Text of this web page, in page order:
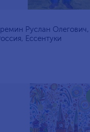
Руслан Олегович,
Ессентуки